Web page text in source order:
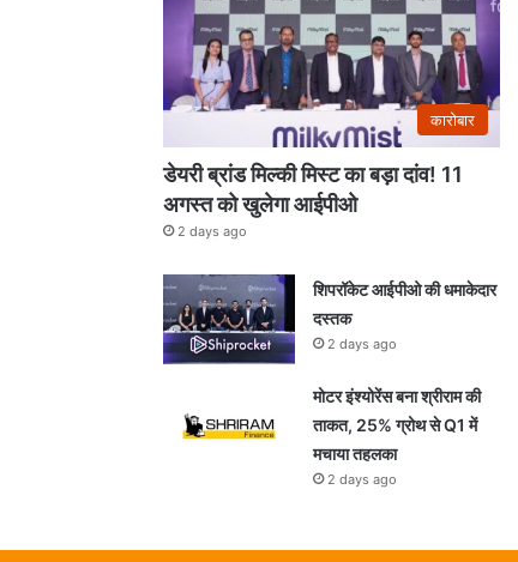
कारोबार
डेयरी ब्रांड मिल्की मिस्ट का बड़ा दांव! 11
अगस्त को खुलेगा आईपीओ
2 days ago
शिपरॉकेट आईपीओ की धमाकेदार
दस्तक
2 days ago
मोटर इंश्योरेंस बना श्रीराम की
ताकत, 25% ग्रोथ से Q1 में
मचाया तहलका
2 days ago